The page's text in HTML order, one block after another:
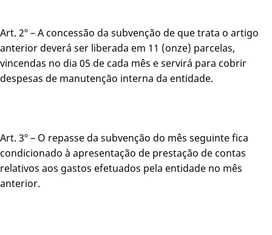
Art. 2º – A concessão da subvenção de que trata o artigo
anterior deverá ser liberada em 11 (onze) parcelas,
vincendas no dia 05 de cada mês e servirá para cobrir
despesas de manutenção interna da entidade.
Art. 3º – O repasse da subvenção do mês seguinte fica
condicionado à apresentação de prestação de contas
relativos aos gastos efetuados pela entidade no mês
anterior.